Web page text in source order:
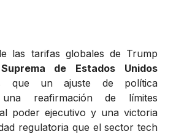
las tarifas globales de Trump
de Estados Unidos
que un ajuste de política
reafirmación de límites
poder ejecutivo y una victoria
regulatoria que el sector tech